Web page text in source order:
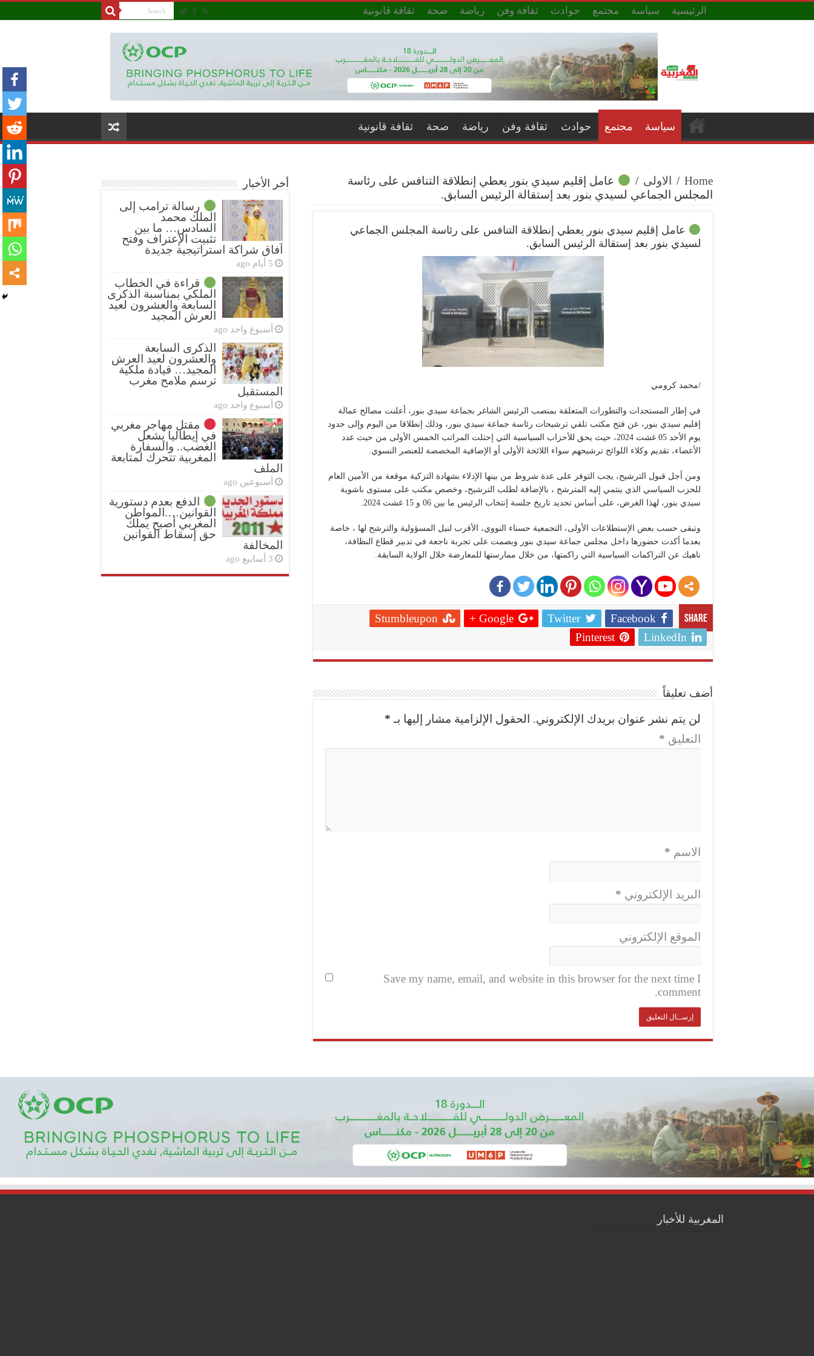
الرئيسية سياسة مجتمع حوادث ثقافة وفن رياضة صحة ثقافة قانونية
سياسة مجتمع حوادث ثقافة وفن رياضة صحة ثقافة قانونية
Home
/ الاولى /
عامل إقليم سيدي بنور يعطي إنطلاقة التنافس على رئاسة
المجلس الجماعي لسيدي بنور بعد إستقالة الرئيس السابق.
عامل إقليم سيدي بنور يعطي إنطلاقة التنافس على رئاسة المجلس الجماعي
لسيدي بنور بعد إستقالة الرئيس السابق.
/محمد كرومي
في إطار المستجدات والتطورات المتعلقة بمنصب الرئيس الشاغر بجماعة سيدي بنور، أعلنت مصالح عمالة
إقليم سيدي بنور، عن فتح مكتب تلقي ترشيحات رئاسة جماعة سيدي بنور، وذلك إنطلاقا من اليوم وإلى حدود
يوم الأحد 05 غشت 2024، حيث يحق للأحزاب السياسية التي إحتلت المراتب الخمس الأولى من حيث عدد
الأعضاء، تقديم وكلاء اللوائح ترشيحهم سواء اللائحة الأولى أو الإضافية المخصصة للعنصر النسوي.
ومن أجل قبول الترشيح، يجب التوفر على عدة شروط من بينها الإدلاء بشهادة التزكية موقعة من الأمين العام
للحزب السياسي الذي ينتمي إليه المترشح ، بالإضافة لطلب الترشيح، وخصص مكتب على مستوى باشوية
سيدي بنور، لهذا الغرض، على أساس تحديد تاريخ جلسة إنتخاب الرئيس ما بين 06 و 15 غشت 2024.
وتبقى حسب بعض الإستطلاعات الأولى، التجمعية حسناء النووي، الأقرب لنيل المسؤولية والترشح لها ، خاصة
بعدما أكدت حضورها داخل مجلس جماعة سيدي بنور وبصمت على تجربة ناجعة في تدبير قطاع النظافة،
ناهيك عن التراكمات السياسية التي راكمتها، من خلال ممارستها للمعارضة خلال الولاية السابقة.
Share
Facebook
Twitter
Google +
Stumbleupon
LinkedIn
Pinterest
أضف تعليقاً
لن يتم نشر عنوان بريدك الإلكتروني. الحقول الإلزامية مشار إليها بـ *
التعليق *
الاسم *
البريد الإلكتروني *
الموقع الإلكتروني
Save my name, email, and website in this browser for the next time I
comment.
أخر الأخبار
رسالة ترامب إلى
الملك محمد
السادس… ما بين
تثبيت الإعتراف وفتح
آفاق شراكة استراتيجية جديدة
5 أيام ago
قراءة في الخطاب
الملكي بمناسبة الذكرى
السابعة والعشرون لعيد
العرش المجيد
أسبوع واحد ago
الذكرى السابعة
والعشرون لعيد العرش
المجيد… قيادة ملكية
ترسم ملامح مغرب
المستقبل
أسبوع واحد ago
مقتل مهاجر مغربي
في إيطاليا يشعل
الغضب.. والسفارة
المغربية تتحرك لمتابعة
الملف
أسبوعين ago
الدفع بعدم دستورية
القوانين….المواطن
المغربي أصبح يملك
حق إسقاط القوانين
المخالفة
3 أسابيع ago
المغربية للأخبار